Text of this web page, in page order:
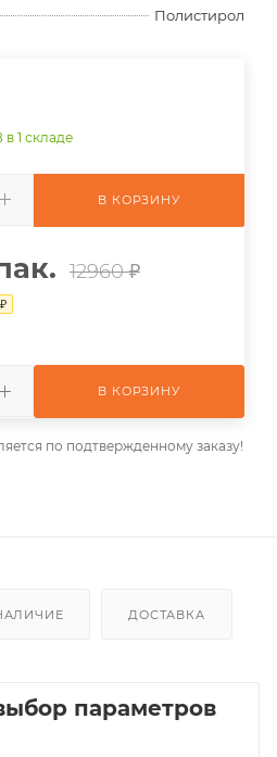
Полистирол
в 1 складе
В КОРЗИНУ
12960 ₽
₽
В КОРЗИНУ
по подтвержденному заказу!
ДОСТАВКА
параметров